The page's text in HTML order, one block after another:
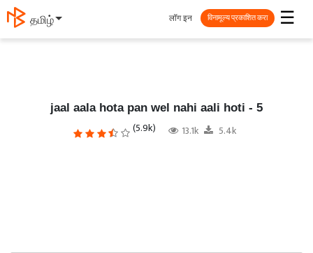
தமிழ் ☰
लॉग इन विनामूल्य प्रकाशित करा
jaal aala hota pan wel nahi aali hoti - 5
(5.9k) 13.1k 5.4k